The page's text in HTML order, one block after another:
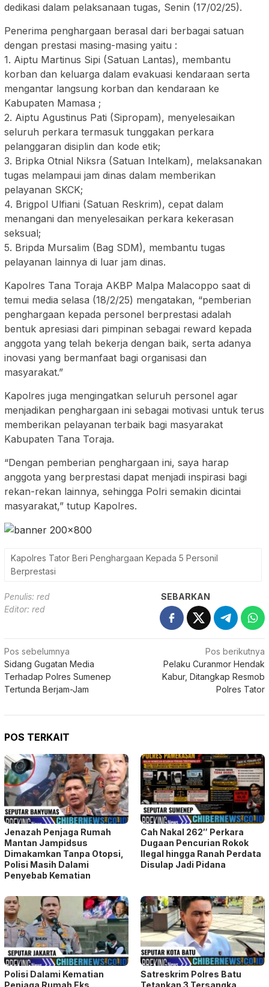
dedikasi dalam pelaksanaan tugas, Senin (17/02/25).
Penerima penghargaan berasal dari berbagai satuan
dengan prestasi masing-masing yaitu :
1. Aiptu Martinus Sipi (Satuan Lantas), membantu
korban dan keluarga dalam evakuasi kendaraan serta
mengantar langsung korban dan kendaraan ke
Kabupaten Mamasa ;
2. Aiptu Agustinus Pati (Sipropam), menyelesaikan
seluruh perkara termasuk tunggakan perkara
pelanggaran disiplin dan kode etik;
3. Bripka Otnial Niksra (Satuan Intelkam), melaksanakan
tugas melampaui jam dinas dalam memberikan
pelayanan SKCK;
4. Brigpol Ulfiani (Satuan Reskrim), cepat dalam
menangani dan menyelesaikan perkara kekerasan
seksual;
5. Bripda Mursalim (Bag SDM), membantu tugas
pelayanan lainnya di luar jam dinas.
Kapolres Tana Toraja AKBP Malpa Malacoppo saat di
temui media selasa (18/2/25) mengatakan, “pemberian
penghargaan kepada personel berprestasi adalah
bentuk apresiasi dari pimpinan sebagai reward kepada
anggota yang telah bekerja dengan baik, serta adanya
inovasi yang bermanfaat bagi organisasi dan
masyarakat.”
Kapolres juga mengingatkan seluruh personel agar
menjadikan penghargaan ini sebagai motivasi untuk terus
memberikan pelayanan terbaik bagi masyarakat
Kabupaten Tana Toraja.
“Dengan pemberian penghargaan ini, saya harap
anggota yang berprestasi dapat menjadi inspirasi bagi
rekan-rekan lainnya, sehingga Polri semakin dicintai
masyarakat,” tutup Kapolres.
Kapolres Tator Beri Penghargaan Kepada 5 Personil
Berprestasi
Penulis: red
Editor: red
SEBARKAN
Navigasi
pos
Pos sebelumnya
Sidang Gugatan Media
Terhadap Polres Sumenep
Tertunda Berjam-Jam
Pos berikutnya
Pelaku Curanmor Hendak
Kabur, Ditangkap Resmob
Polres Tator
POS TERKAIT
Jenazah Penjaga Rumah
Mantan Jampidsus
Dimakamkan Tanpa Otopsi,
Polisi Masih Dalami
Penyebab Kematian
Cah Nakal 262″ Perkara
Dugaan Pencurian Rokok
Ilegal hingga Ranah Perdata
Disulap Jadi Pidana
Polisi Dalami Kematian
Satreskrim Polres Batu